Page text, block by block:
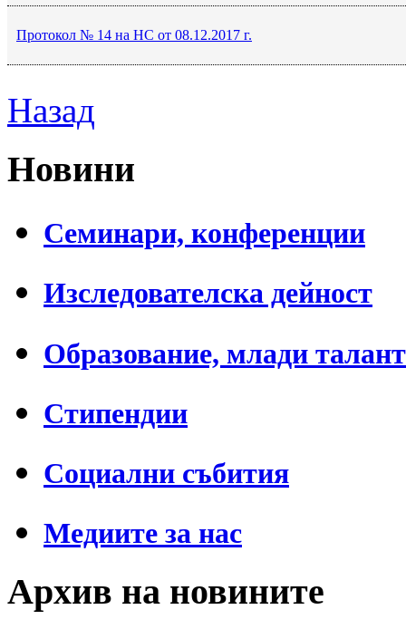
Протокол № 14 на НС от 08.12.2017 г.
Назад
Новини
Семинари, конференции
Изследователска дейност
Образование, млади
Стипендии
Социални събития
Медиите за нас
Архив на новините